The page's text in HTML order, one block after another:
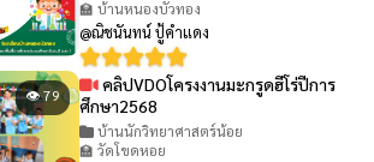
🏫 บ้านหนองบัวทอง
@ณิชนันทน์ ปู้คำแดง
👁 79
คลิปVDOโครงงานมะกรูดฮีโร่ปีการ
ศึกษา2568
บ้านนักวิทยาศาสตร์น้อย
🏫 วัดโขดหอย